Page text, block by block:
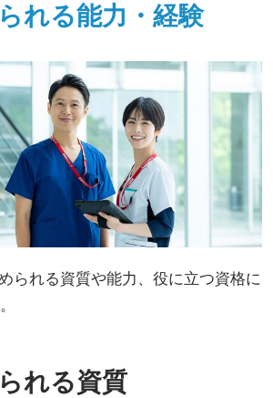
れる能力・経験
られる資質や能力、役に立つ資格に
れる資質